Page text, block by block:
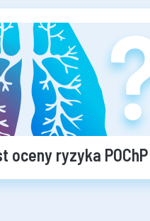
oceny ryzyka POChP